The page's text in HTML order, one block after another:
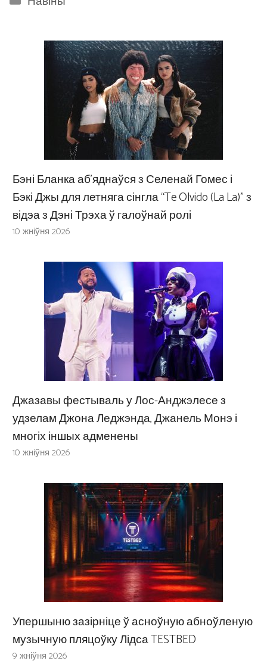
Бэні Бланка аб’яднаўся з Селенай Гомес і
Бэкі Джы для летняга сінгла “Te Olvido (La La)” з
відэа з Дэні Трэха ў галоўнай ролі
10 жніўня 2026
Джазавы фестываль у Лос-Анджэлесе з
удзелам Джона Леджэнда, Джанель Монэ і
многіх іншых адменены
10 жніўня 2026
Упершыню зазірніце ў асноўную абноўленую
музычную пляцоўку Лідса TESTBED
9 жніўня 2026